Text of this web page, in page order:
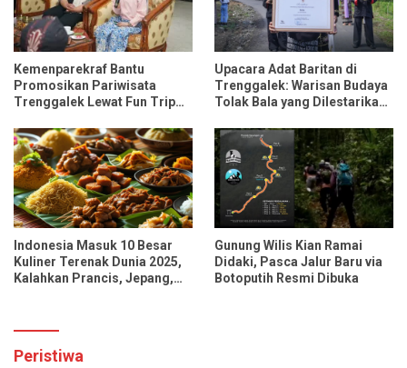
Kemenparekraf Bantu
Promosikan Pariwisata
Trenggalek Lewat Fun Trip
Media Nasional
Upacara Adat Baritan di
Trenggalek: Warisan Budaya
Tolak Bala yang Dilestarikan
Indonesia Masuk 10 Besar
Kuliner Terenak Dunia 2025,
Kalahkan Prancis, Jepang,
Gunung Wilis Kian Ramai
Didaki, Pasca Jalur Baru via
Botoputih Resmi Dibuka
Peristiwa